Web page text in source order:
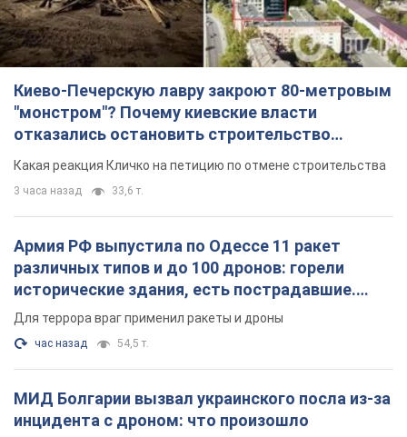
3 часа назад 33,6 т.
Армия РФ выпустила по Одессе 11 ракет
различных типов и до 100 дронов: горели
исторические здания, есть пострадавшие.
Фото и видео
Для террора враг применил ракеты и дроны
час назад 54,5 т.
МИД Болгарии вызвал украинского посла из-за
инцидента с дроном: что произошло
Беседа состоится 10 августа
3 часа назад 5,2 т.